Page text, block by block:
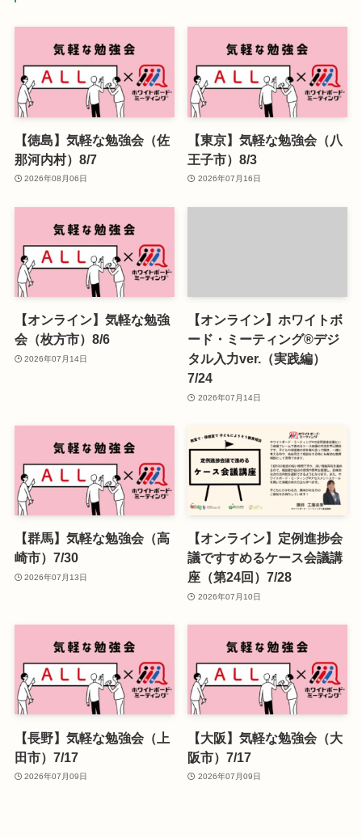
【徳島】気軽な勉強会（佐
那河内村）8/7
2026年08月06日
【東京】気軽な勉強会（八
王子市）8/3
2026年07月16日
【オンライン】気軽な勉強
会（枚方市）8/6
2026年07月14日
【オンライン】ホワイトボ
ード・ミーティング®デジ
タル入力ver.（実践編）
7/24
2026年07月14日
【群馬】気軽な勉強会（高
崎市）7/30
2026年07月13日
【オンライン】定例進捗会
議ですすめるケース会議講
座（第24回）7/28
2026年07月10日
【長野】気軽な勉強会（上
田市）7/17
2026年07月09日
【大阪】気軽な勉強会（大
阪市）7/17
2026年07月09日